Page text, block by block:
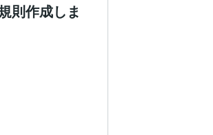
則作成しま